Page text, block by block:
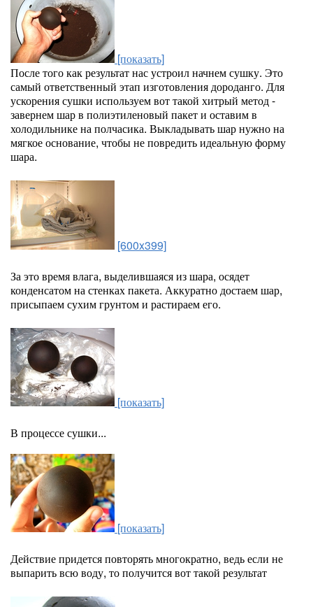
[показать]
После того как результат нас устроил начнем сушку. Это
самый ответственный этап изготовления дороданго. Для
ускорения сушки используем вот такой хитрый метод -
завернем шар в полиэтиленовый пакет и оставим в
холодильнике на полчасика. Выкладывать шар нужно на
мягкое основание, чтобы не повредить идеальную форму
шара.
[600x399]
За это время влага, выделившаяся из шара, осядет
конденсатом на стенках пакета. Аккуратно достаем шар,
присыпаем сухим грунтом и растираем его.
[показать]
В процессе сушки...
[показать]
Действие придется повторять многократно, ведь если не
выпарить всю воду, то получится вот такой результат